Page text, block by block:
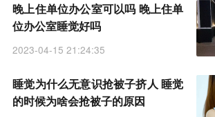
晚上住单位办公室可以吗 晚上住单
位办公室睡觉好吗
2023-04-15 21:24:35
睡觉为什么无意识抢被子挤人 睡觉
的时候为啥会抢被子的原因